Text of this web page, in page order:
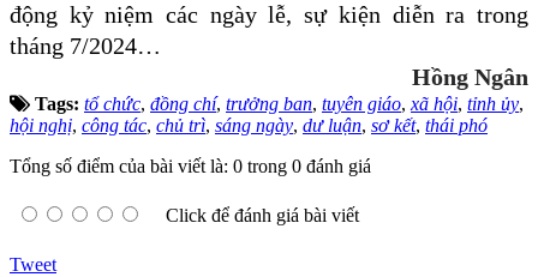
động kỷ niệm các ngày lễ, sự kiện diễn ra trong
tháng 7/2024…
Hồng Ngân
Tags: tổ chức, đồng chí, trưởng ban, tuyên giáo,xã hội, tỉnh ủy,
hội nghị, công tác, chủ trì, sáng ngày, dư luận, sơ kết, thái phó
Tổng số điểm của bài viết là: 0 trong 0 đánh giá
Click để đánh giá bài viết
Tweet